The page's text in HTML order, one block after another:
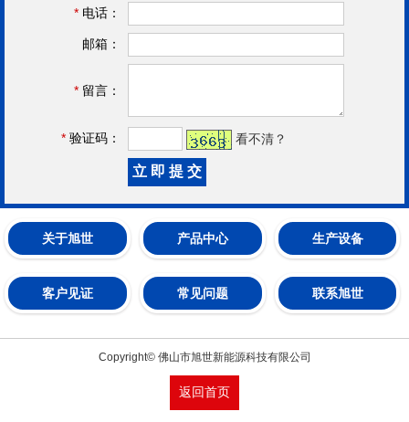
* 电话：
邮箱：
* 留言：
* 验证码： 看不清？
关于旭世 产品中心 生产设备
客户见证 常见问题 联系旭世
Copyright© 佛山市旭世新能源科技有限公司
返回首页